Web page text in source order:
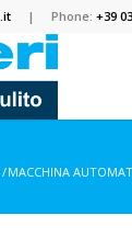
| Phone:+39
/MACCHINA